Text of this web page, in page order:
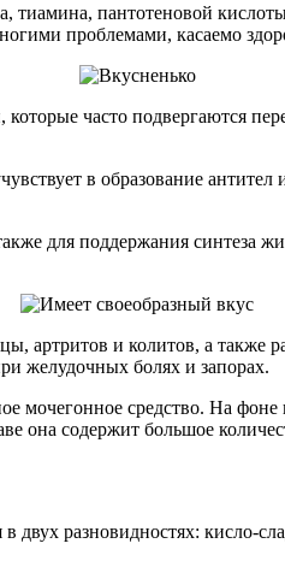
пантотеновой
проблемами, касаемо
часто подвергаются
в образование
для поддержания синтеза
артритов и колитов, а
желудочных болях и запорах.
средство. На
она содержит большое
в двух разновидностях: